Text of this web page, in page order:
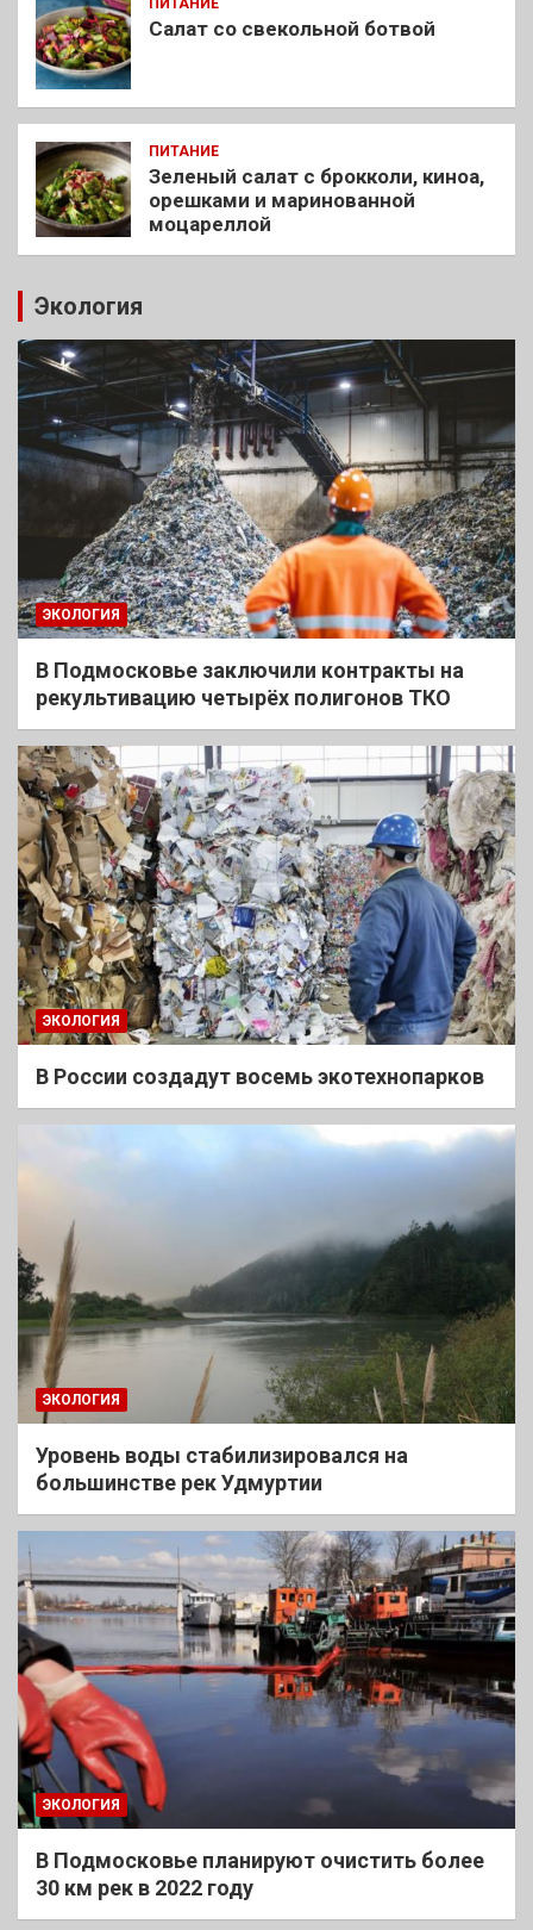
ПИТАНИЕ
Салат со свекольной ботвой
ПИТАНИЕ
Зеленый салат с брокколи, киноа,
орешками и маринованной
моцареллой
Экология
ЭКОЛОГИЯ
В Подмосковье заключили контракты на
рекультивацию четырёх полигонов ТКО
ЭКОЛОГИЯ
В России создадут восемь экотехнопарков
ЭКОЛОГИЯ
Уровень воды стабилизировался на
большинстве рек Удмуртии
ЭКОЛОГИЯ
В Подмосковье планируют очистить более
30 км рек в 2022 году